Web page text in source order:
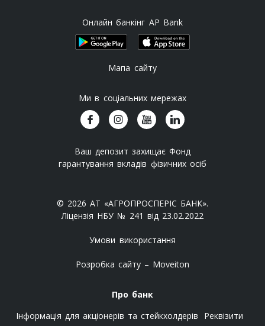
Онлайн банкінг AP Bank
Мапа сайту
Ми в соціальних мережах
Ваш депозит захищає Фонд
гарантування вкладів фізичних осіб
© 2026 АТ «АГРОПРОСПЕРІС БАНК».
Ліцензія НБУ № 241 від 23.02.2022
Умови використання
Розробка сайту – Moveiton
Про банк
Інформація для акціонерів та стейкхолдерів
Реквізити